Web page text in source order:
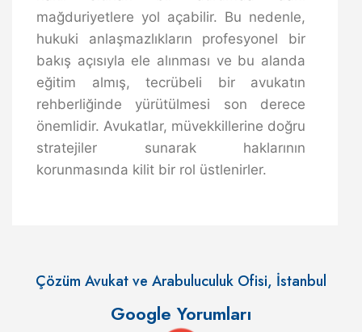
mağduriyetlere yol açabilir. Bu nedenle,
hukuki anlaşmazlıkların profesyonel bir
bakış açısıyla ele alınması ve bu alanda
eğitim almış, tecrübeli bir avukatın
rehberliğinde yürütülmesi son derece
önemlidir. Avukatlar, müvekkillerine doğru
stratejiler sunarak haklarının
korunmasında kilit bir rol üstlenirler.
Çözüm Avukat ve Arabuluculuk Ofisi, İstanbul
Google Yorumları